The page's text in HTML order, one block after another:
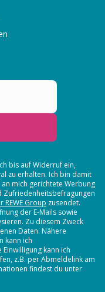
bis auf Widerruf ein,
zu erhalten. Ich bin damit
mich gerichtete Werbung
Zufriedenheitsbefragungen
Group zusendet.
der E-Mails sowie
Zu diesem Zweck
Daten. Nähere
kann ich
kann ich
z.B. per Abmeldelink am
findest du unter